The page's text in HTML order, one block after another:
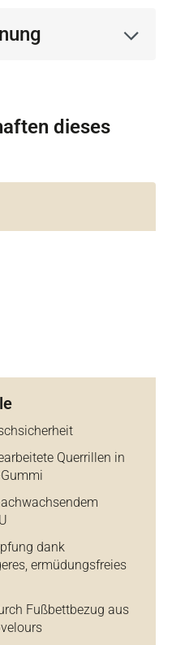
dieses
Querrillen in
dank
ermüdungsfreies
Fußbettbezug aus